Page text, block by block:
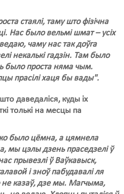
стаялі, таму што фізічна
Нас было вельмі шмат – усіх
чаму нас так доўга
некалькі гадзін. Там было
было проста няма чым.
прасілі хаця бы вады".
даведаліся, куды іх
толькі на месцы па
было цёмна, а цямнела
мы цэлы дзень праседзелі ў
прывезлі ў Ваўкавыск,
і зноў пабудавалі ля
не казаў, дзе мы. Магчыма,